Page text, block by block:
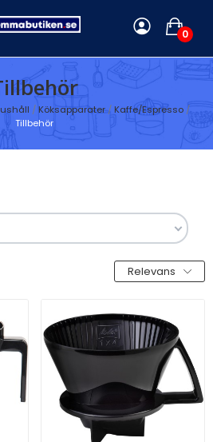
0
Köksapparater
Kaffe/Espresso
Tillbehör
Relevans